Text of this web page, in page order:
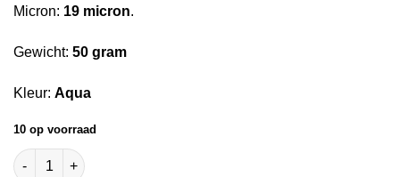
Micron: 19 micron.
Gewicht: 50 gram
Kleur: Aqua
10 op voorraad
Extra Fijne Merino Lontwol Aqua 19 micron aantal